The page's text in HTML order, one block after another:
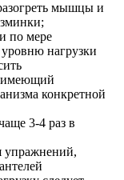
мышцы и
по мере
нагрузки
имеющий
конкретной
3-4 раз в
упражнений,